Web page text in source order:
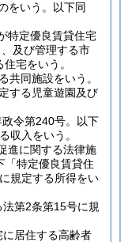
をいう。以下同
特定優良賃貸住宅
及び管理する市
宅をいう。
同施設をいう。
する児童遊園及び
令第240号。以下
収入をいう。
進に関する法律施
「特定優良賃貸住
規定する所得をい
第2条第15号に規
居住する高齢者